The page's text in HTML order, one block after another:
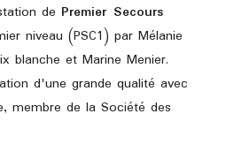
de Premier Secours
niveau (PSC1) par Mélanie
blanche et Marine Menier.
d'une grande qualité avec
membre de la Société des